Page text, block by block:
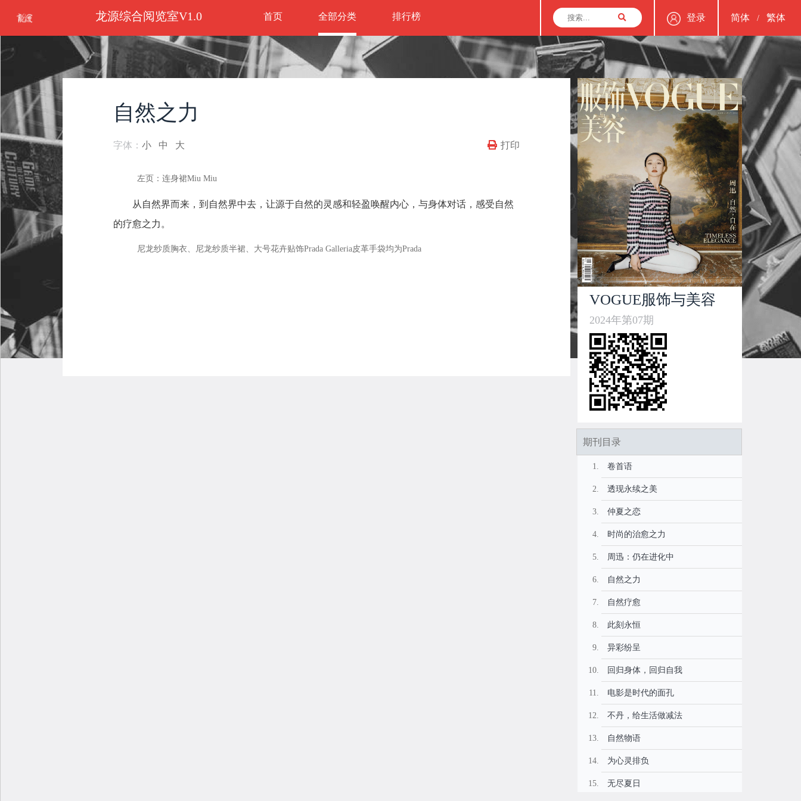
龙源综合阅览室V1.0 首页 全部分类 排行榜 登录 简体 / 繁体
自然之力
字体：小 中 大 打印
左页：连身裙Miu Miu
从自然界而来，到自然界中去，让源于自然的灵感和轻盈唤醒内心，与身体对话，感受自然
的疗愈之力。
尼龙纱质胸衣、尼龙纱质半裙、大号花卉贴饰Prada Galleria皮革手袋均为Prada
VOGUE服饰与美容
2024年第07期
期刊目录
卷首语
透现永续之美
仲夏之恋
时尚的治愈之力
周迅：仍在进化中
自然之力
自然疗愈
此刻永恒
异彩纷呈
回归身体，回归自我
电影是时代的面孔
不丹，给生活做减法
自然物语
为心灵排负
无尽夏日